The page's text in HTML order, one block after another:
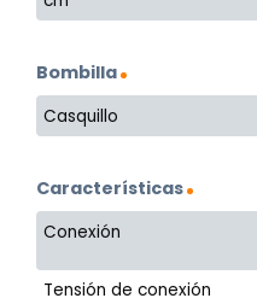
Bombilla
Casquillo
Características
Conexión
Tensión de conexión